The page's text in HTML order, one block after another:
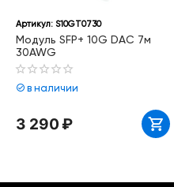
Артикул: S10GT0730
Модуль SFP+ 10G DAC 7м
30AWG
в наличии
3 290₽